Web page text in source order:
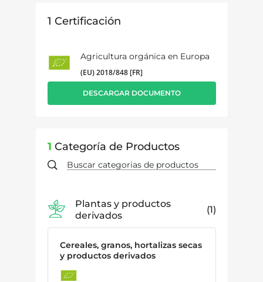
1 Certificación
Agricultura orgánica en Europa
(EU) 2018/848 [FR]
DESCARGAR DOCUMENTO
1 Categoría de Productos
Plantas y productos
derivados
1
Cereales, granos, hortalizas secas
y productos derivados